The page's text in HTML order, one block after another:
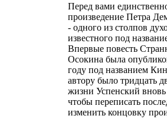
Перед вами
произведение Петра
- одного из столпов
известного под
Впервые повесть
Осокина была
году под названием
автору было тридцать
жизни Успенский вновь
чтобы переписать
изменить концовку